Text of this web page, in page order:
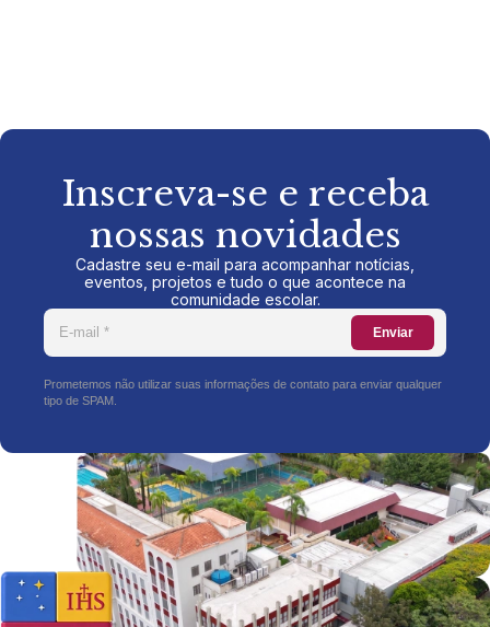
Inscreva-se e receba
nossas novidades
Cadastre seu e-mail para acompanhar notícias,
eventos, projetos e tudo o que acontece na
comunidade escolar.
Enviar
Prometemos não utilizar suas informações de contato para enviar qualquer
tipo de SPAM.